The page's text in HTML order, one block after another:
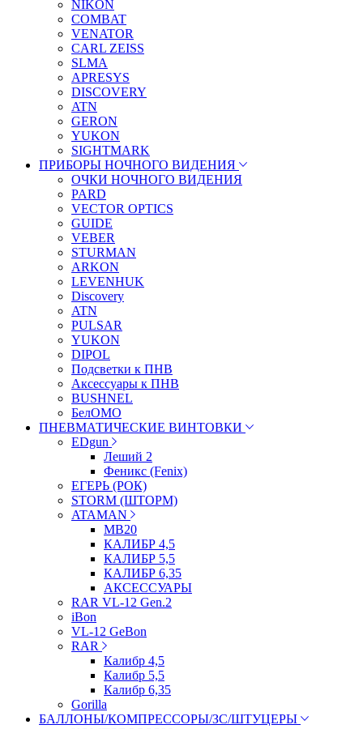
NIKON
COMBAT
VENATOR
CARL ZEISS
SLMA
APRESYS
DISCOVERY
ATN
GERON
YUKON
SIGHTMARK
ПРИБОРЫ НОЧНОГО ВИДЕНИЯ
ОЧКИ НОЧНОГО ВИДЕНИЯ
PARD
VECTOR OPTICS
GUIDE
VEBER
STURMAN
ARKON
LEVENHUK
Discovery
ATN
PULSAR
YUKON
DIPOL
Подсветки к ПНВ
Аксессуары к ПНВ
BUSHNEL
БелОМО
ПНЕВМАТИЧЕСКИЕ ВИНТОВКИ
EDgun
Леший 2
Феникс (Fenix)
ЕГЕРЬ (РОК)
STORM (ШТОРМ)
ATAMAN
МВ20
КАЛИБР 4,5
КАЛИБР 5,5
КАЛИБР 6,35
АКСЕССУАРЫ
RAR VL-12 Gen.2
iBon
VL-12 GeBon
RAR
Калибр 4,5
Калибр 5,5
Калибр 6,35
Gorilla
БАЛЛОНЫ/КОМПРЕССОРЫ/ЗС/ШТУЦЕРЫ